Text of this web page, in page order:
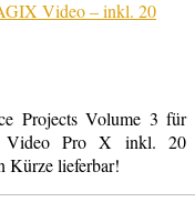
Projects Volume 3 für
Video Pro X inkl. 20
Kürze lieferbar!